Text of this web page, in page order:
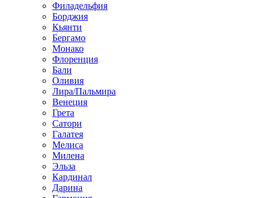
Филадельфия
Борджия
Кьянти
Бергамо
Монако
Флоренция
Бали
Оливия
Лира/Пальмира
Венеция
Грета
Сатори
Галатея
Мелиса
Милена
Эльза
Кардинал
Дарина